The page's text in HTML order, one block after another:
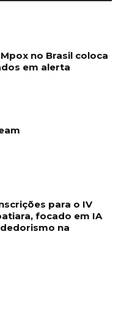
no Brasil coloca
em alerta
para o IV
focado em IA
na